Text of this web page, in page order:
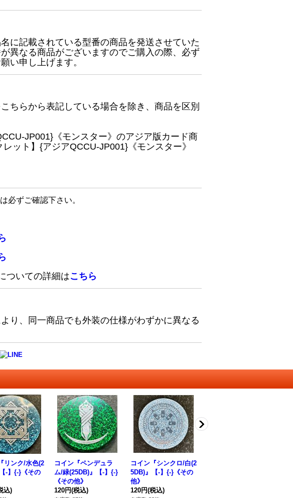
に記載されている型番の商品を発送させていた
異なる商品がございますのでご購入の際、必ず
い申し上げます。
ちらから表記している場合を除き、商品を区別
JP001}《モンスター》のアジア版カード商
ット】{アジアQCCU-JP001}《モンスター》
必ずご確認下さい。
ついての詳細はこちら
り、同一商品でも外装の仕様がわずかに異なる
リンク/水色(2
-】{-}《その
込)
コイン『ペンデュラ
ム/緑(25DB)』【-】{-}
《その他》
120円(税込)
コイン『シンクロ/白(2
5DB)』【-】{-}《その
他》
120円(税込)